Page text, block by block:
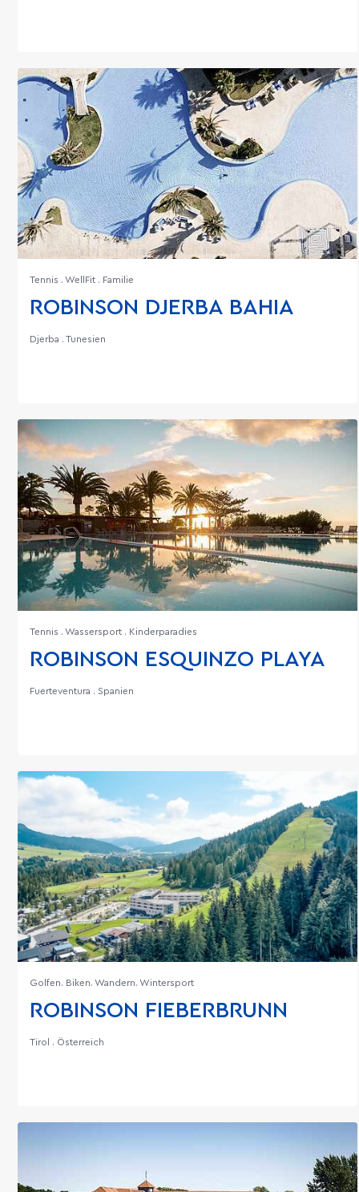
Tennis . WellFit . Familie
ROBINSON DJERBA BAHIA
Djerba . Tunesien
Tennis . Wassersport . Kinderparadies
ROBINSON ESQUINZO PLAYA
Fuerteventura . Spanien
Golfen. Biken. Wandern. Wintersport
ROBINSON FIEBERBRUNN
Tirol . Österreich